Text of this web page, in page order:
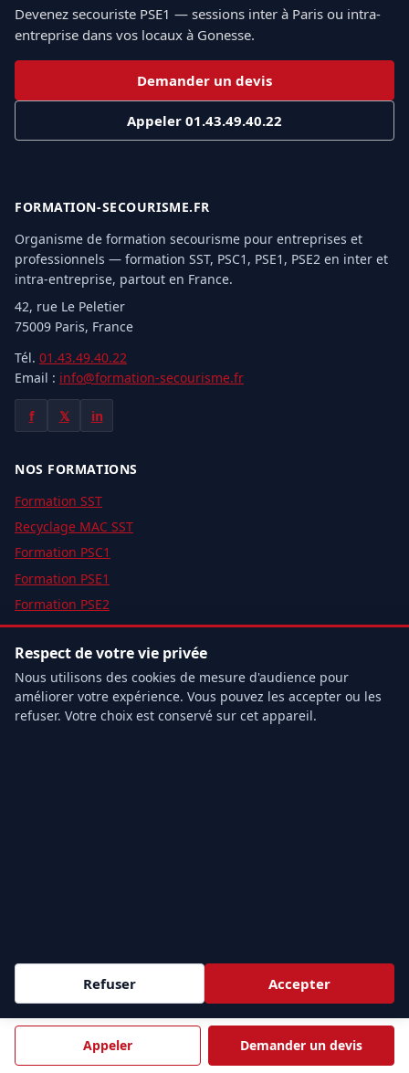
Appeler Demander un devis
Devenez secouriste PSE1 — sessions inter à Paris ou intra-
entreprise dans vos locaux à Gonesse.
Demander un devis
Appeler 01.43.49.40.22
FORMATION-SECOURISME.FR
Organisme de formation secourisme pour entreprises et
professionnels — formation SST, PSC1, PSE1, PSE2 en inter et
intra-entreprise, partout en France.
42, rue Le Peletier
75009 Paris, France
Tél. 01.43.49.40.22
Email : info@formation-secourisme.fr
f 𝕏 in
NOS FORMATIONS
Formation SST
Recyclage MAC SST
Formation PSC1
Formation PSE1
Formation PSE2
Devis gratuit
TARIFS & CONTACT
Prix Formation SST
à Paris (9
). Nous formons vos équipes au plus
près de vos sites.
Demander un devis →
Respect de votre vie privée
Nous utilisons des cookies de mesure d'audience pour
améliorer votre expérience. Vous pouvez les accepter ou les
refuser. Votre choix est conservé sur cet appareil.
Refuser Accepter